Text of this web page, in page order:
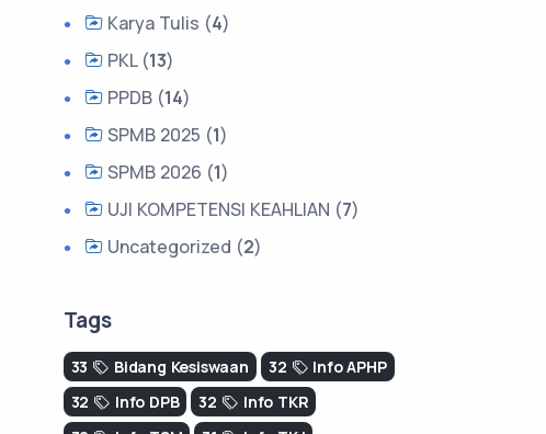
Karya Tulis (4)
PKL (13)
PPDB (14)
SPMB 2025 (1)
SPMB 2026 (1)
UJI KOMPETENSI KEAHLIAN (7)
Uncategorized (2)
Tags
33 Bidang Kesiswaan 32
Info APHP
32
Info DPB 32
Info TKR